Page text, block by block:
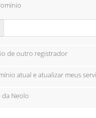
de outro registrador
atual e atualizar meus
Neolo